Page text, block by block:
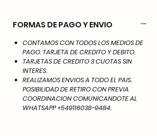
FORMAS DE PAGO Y ENVIO
CONTAMOS CON TODOS LOS MEDIOS DE
PAGO. TARJETA DE CREDITO Y DEBITO.
TARJETAS DE CREDITO 3 CUOTAS SIN
INTERES.
REALIZAMOS ENVIOS A TODO EL PAIS.
POSIBILIDAD DE RETIRO CON PREVIA
COORDINACION COMUNICANDOTE AL
WHATSAPP +549116038-9484.